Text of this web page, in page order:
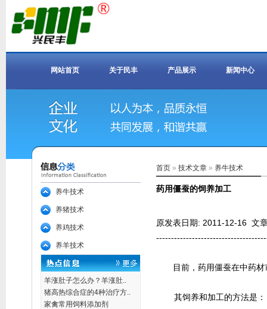
网站首页 关于民丰 产品展示 新闻中心
养牛技术
养猪技术
养鸡技术
养羊技术
羊涨肚子怎么办？羊涨肚..
猪高热综合症的4种治疗方..
家禽常用饲料添加剂
首页 » 技术文章 » 养牛技术
药用僵蚕的饲养加工
原发表日期: 2011-12-16
目前，药用僵蚕在中药材
其饲养和加工的方法是：